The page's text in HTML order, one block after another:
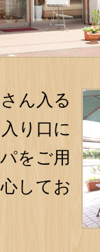
ん入る
り口に
をご用
してお